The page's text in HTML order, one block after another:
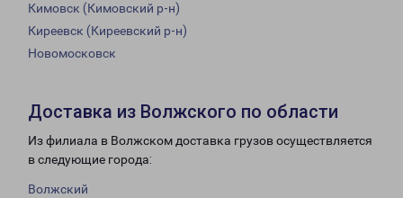
Кимовск (Кимовский р-н)
Киреевск (Киреевский р-н)
Новомосковск
Доставка из Волжского по области
Из филиала в Волжском доставка грузов осуществляется
в следующие города:
Волжский